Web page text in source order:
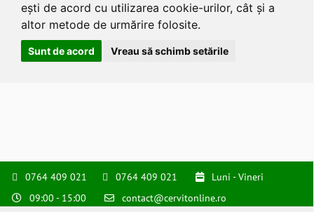
ești de acord cu utilizarea cookie-urilor, cât și a
altor metode de urmărire folosite.
Sunt de acord Vreau să schimb setările
0764 409 021 0764 409 021
Luni - Vineri
09:00 - 15:00
contact@cervitonline.ro